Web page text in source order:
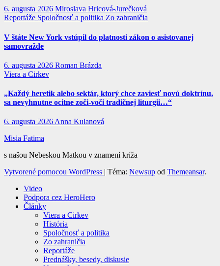
6. augusta 2026 Miroslava Hricová-Jurečková
Reportáže Spoločnosť a politika Zo zahraničia
V štáte New York vstúpil do platnosti zákon o asistovanej
samovražde
6. augusta 2026 Roman Brázda
Viera a Cirkev
„Každý heretik alebo sektár, ktorý chce zaviesť novú doktrínu,
sa nevyhnutne ocitne zoči-voči tradičnej liturgii…“
6. augusta 2026Anna Kulanová
Misia Fatima
s našou Nebeskou Matkou v znamení kríža
Vytvorené pomocou WordPress | Téma: Newsup od Themeansar.
Video
Podpora cez HeroHero
Články
Viera a Cirkev
História
Spoločnosť a politika
Zo zahraničia
Reportáže
Prednášky, besedy, diskusie